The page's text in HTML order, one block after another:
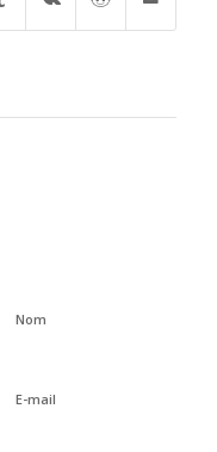
Nom
E-mail